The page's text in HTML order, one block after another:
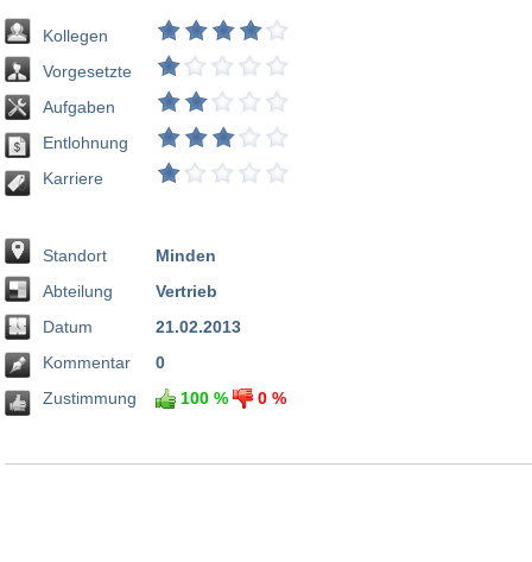
Kollegen
Vorgesetzte
Aufgaben
Entlohnung
Karriere
Standort
Abteilung
Datum
Kommentar
Zustimmung
Minden
Vertrieb
21.02.2013
0
100 %
0 %